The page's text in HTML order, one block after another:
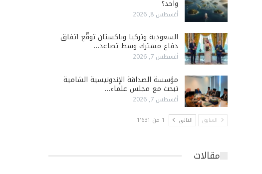
واحد؟
أغسطس 8, 2026
السعودية وتركيا وباكستان توقّع اتفاق
دفاع مشترك وسط تصاعد…
أغسطس 7, 2026
مؤسسة الصداقة الإندونيسية الشامية
تبحث مع مجلس علماء…
أغسطس 7, 2026
السابق التالي 1 من 1٬631
مقالات